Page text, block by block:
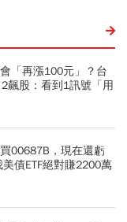
「再漲100元」？台
飆股：看到1訊號「用
00687B，現在還虧
債ETF絕對賺2200萬